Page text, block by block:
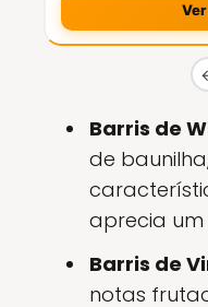
Barris de
de
aprecia
Barris de
notas